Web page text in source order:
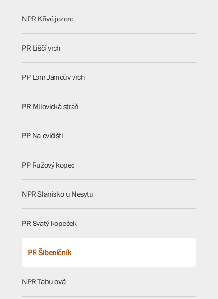
NPR Křivé jezero
PR Liščí vrch
PP Lom Janičův vrch
PR Milovická stráň
PP Na cvičišti
PP Růžový kopec
NPR Slanisko u Nesytu
PR Svatý kopeček
PR Šibeničník
NPR Tabulová